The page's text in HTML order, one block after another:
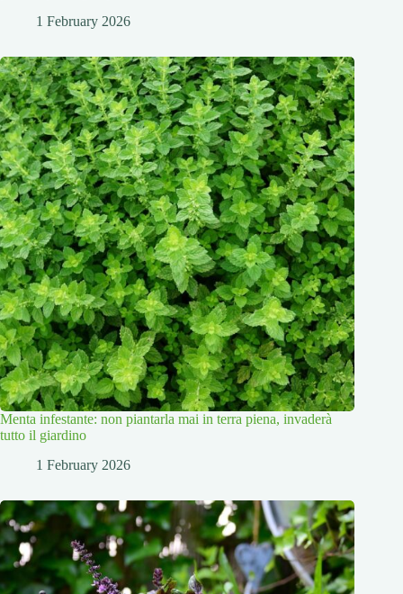
1 February 2026
Menta infestante: non piantarla mai in terra piena, invaderà
tutto il giardino
1 February 2026